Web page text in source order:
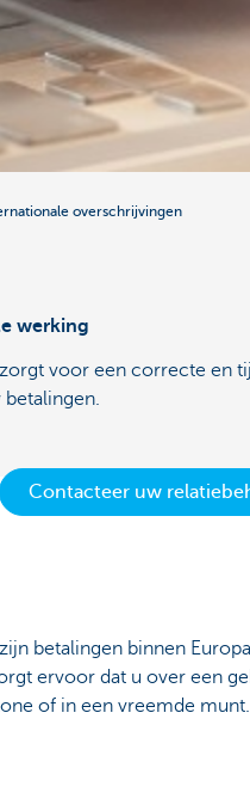
overschrijvingen
werking
voor een correcte en
betalingen.
Contacteer uw
betalingen binnen
ervoor dat u over een
of in een vreemde munt.